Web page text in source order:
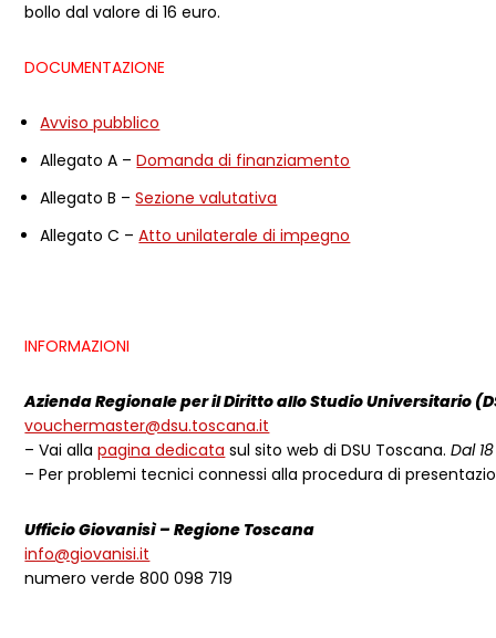
bollo dal valore di 16 euro.
DOCUMENTAZIONE
Avviso pubblico
Allegato A –Domanda di finanziamento
Allegato B –Sezione valutativa
Allegato C –Atto unilaterale di impegno
INFORMAZIONI
Azienda Regionale per il Diritto allo Studio Universitario
vouchermaster@dsu.toscana.it
– Vai allapagina dedicata sul sito web di DSU Toscana.Dal
– Per problemi tecnici connessi alla procedura di
Ufficio Giovanisì – Regione Toscana
info@giovanisi.it
numero verde 800 098 719